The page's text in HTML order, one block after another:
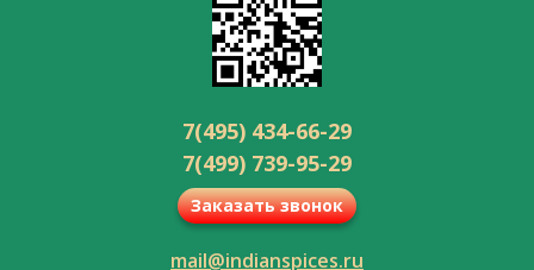
7(495) 434-66-29
7(499) 739-95-29
Заказать звонок
mail@indianspices.ru